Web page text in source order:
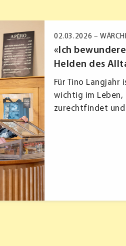
02.03.2026 –
«Ich
Helden des
Für Tino Langjahr
wichtig im
zurechtfindet